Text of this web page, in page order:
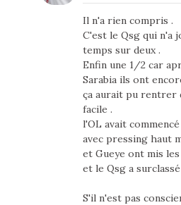
Il n'a rien compris .
C'est le Qsg qui n'a
temps sur deux .
Enfin une 1/2 car
Sarabia ils ont
ça aurait pu rentrer
facile .
l'OL avait
avec pressing haut
et Gueye ont mis
et le Qsg a
S'il n'est pas